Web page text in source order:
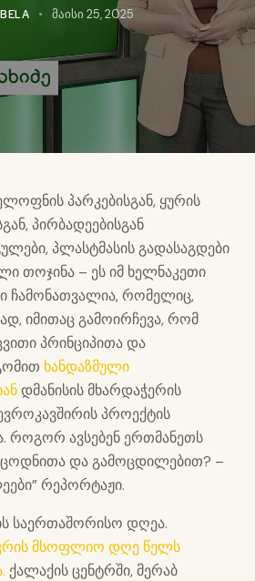
BELA მაისი 25, 2025
პარკებისგან, ყურის
პირბადეებისგან
პლასტმასის გადასაგდები
თოჯინა – ეს იმ ხელნაკეთი
ჩამონათვალია, რომელიც,
იმითაც გამოირჩევა, რომ
პრინციპითა და
ხანდაზმული
დმანისის მხარდაჭერის
პროექტის
როგორ ავსებენ ერთმანეთს
ცოდნითა და გამოცდილებით? –
რეპორტაჟი.
საერთაშორისო დღეა.
მსოფლიო დღე წელს
ქალაქის ცენტრში, მერაბ